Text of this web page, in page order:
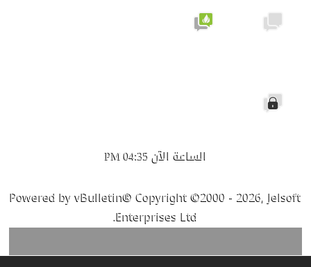
الساعة الآن 04:35 PM
Powered by vBulletin® Copyright ©2000 - 2026, Jelsoft
Enterprises Ltd.